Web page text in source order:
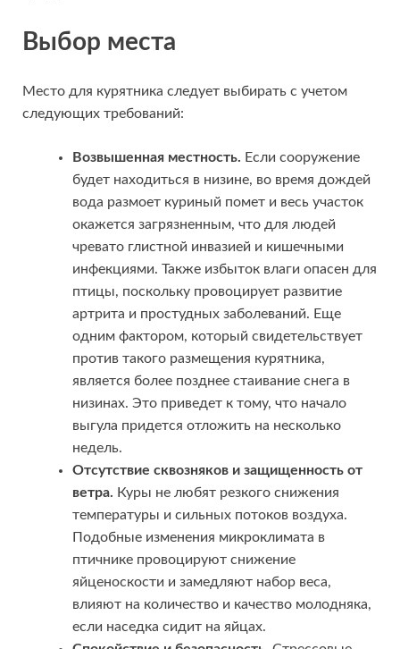
Выбор места
Место для курятника следует выбирать с учетом
следующих требований:
Возвышенная местность. Если сооружение
будет находиться в низине, во время дождей
вода размоет куриный помет и весь участок
окажется загрязненным, что для людей
чревато глистной инвазией и кишечными
инфекциями. Также избыток влаги опасен для
птицы, поскольку провоцирует развитие
артрита и простудных заболеваний. Еще
одним фактором, который свидетельствует
против такого размещения курятника,
является более позднее стаивание снега в
низинах. Это приведет к тому, что начало
выгула придется отложить на несколько
недель.
Отсутствие сквозняков и защищенность от
ветра. Куры не любят резкого снижения
температуры и сильных потоков воздуха.
Подобные изменения микроклимата в
птичнике провоцируют снижение
яйценоскости и замедляют набор веса,
влияют на количество и качество молодняка,
если наседка сидит на яйцах.